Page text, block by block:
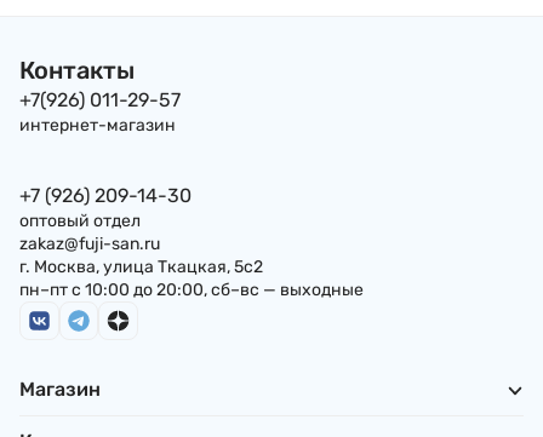
Контакты
+7(926) 011-29-57
интернет-магазин
+7 (926) 209-14-30
оптовый отдел
zakaz@fuji-san.ru
г. Москва, улица Ткацкая, 5с2
пн–пт с 10:00 до 20:00, сб–вс — выходные
Магазин